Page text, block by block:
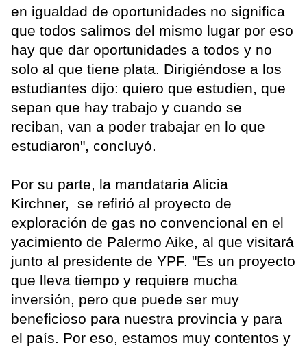
en igualdad de oportunidades no significa
que todos salimos del mismo lugar por eso
hay que dar oportunidades a todos y no
solo al que tiene plata. Dirigiéndose a los
estudiantes dijo: quiero que estudien, que
sepan que hay trabajo y cuando se
reciban, van a poder trabajar en lo que
estudiaron", concluyó.
Por su parte, la mandataria Alicia
Kirchner, se refirió al proyecto de
exploración de gas no convencional en el
yacimiento de Palermo Aike, al que visitará
junto al presidente de YPF. "Es un proyecto
que lleva tiempo y requiere mucha
inversión, pero que puede ser muy
beneficioso para nuestra provincia y para
el país. Por eso, estamos muy contentos y